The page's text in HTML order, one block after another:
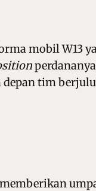
mobil W13
tim